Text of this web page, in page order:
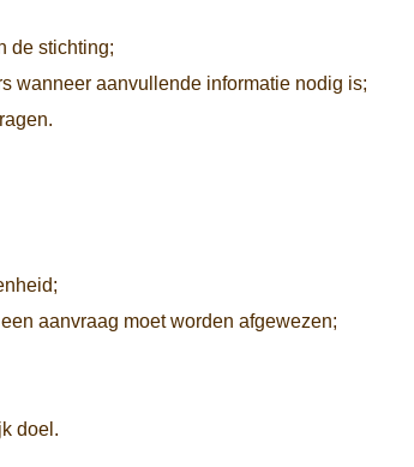
de stichting;
wanneer aanvullende informatie nodig is;
aanvraag moet worden afgewezen;
doel.